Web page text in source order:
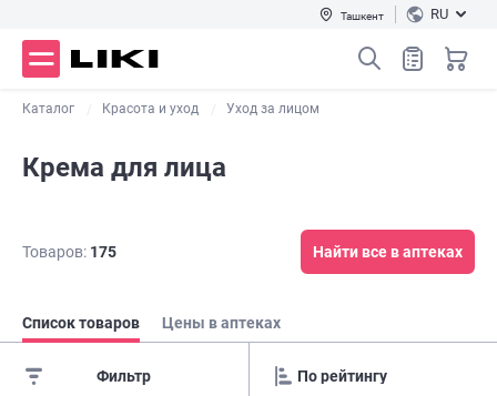
Ташкент RU
Каталог Красота и уход Уход за лицом
Крема для лица
Товаров: 175 Найти все в аптеках
Список товаров Цены в аптеках
Фильтр